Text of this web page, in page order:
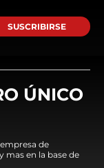
SUSCRIBIRSE
ÚNICO
de
mas en la base de